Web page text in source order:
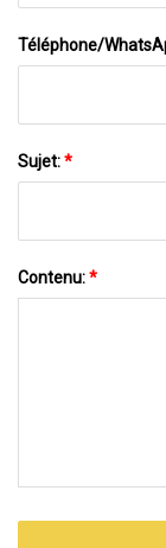
Téléphone/
Sujet:*
Contenu:*